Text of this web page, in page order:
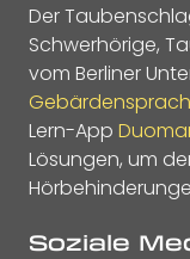
Der
Schwerhörige,
vom Berliner
Lern-App
Lösungen, um
Soziale